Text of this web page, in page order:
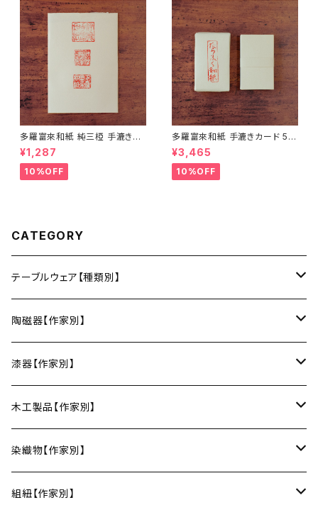
多羅富來和紙 純三椏 手漉き便
箋 10枚入り【伊予和紙】【愛媛県
四国中央市】【伝統工芸品】【民
藝品】【ギフト プレゼント】【父の
日 お誕生日】
¥1,287
10%OFF
多羅富來和紙 手漉きカード 50
枚入り【伊予和紙】【愛媛県四国
中央市】【伝統工芸品】【民藝品】
【ギフト プレゼント】【父の日 お
誕生日】
¥3,465
10%OFF
CATEGORY
テーブルウェア【種類別】
お皿
豆皿
丸皿
小鉢・中鉢・大鉢
小鉢
中鉢
ご飯茶碗
お椀・ボウル
お椀
湯呑・カップ
陶磁器【作家別】
小春花窯（瀬戸焼／愛知）
HORITSUKE（瀬戸焼／愛知）
馬の目皿
AND C（瀬戸焼／愛知）
Trace Face（瀬戸焼／愛知）
漆器【作家別】
中田漆木（香川）
庵治漆 -AJIURUSHI
讃岐石地塗
erakko（京都）
suosikki（京都）
木工製品【作家別】
りょうび庵（曲げわっぱ／秋田）
erakko（木と漆／京都）
染織物【作家別】
藤本つむぎ工房（上田紬／長野）
組紐【作家別】